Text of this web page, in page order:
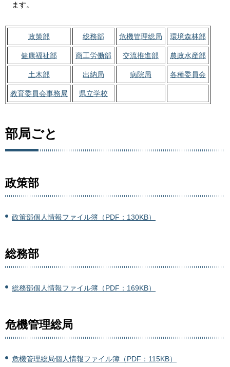
ます。
政策部 総務部 危機管理総局 環境森林部
健康福祉部 商工労働部 交流推進部 農政水産部
土木部 出納局 病院局 各種委員会
教育委員会事務局 県立学校
部局ごと
政策部
政策部個人情報ファイル簿（PDF：130KB）
総務部
総務部個人情報ファイル簿（PDF：169KB）
危機管理総局
危機管理総局個人情報ファイル簿（PDF：115KB）